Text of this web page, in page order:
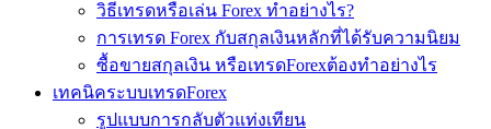
วิธีเทรดหรือเล่น Forex ทำอย่างไร?
การเทรด Forex กับสกุลเงินหลักที่ได้รับความนิยม
ซื้อขายสกุลเงิน หรือเทรดForexต้องทำอย่างไร
เทคนิคระบบเทรดForex
รูปแบบการกลับตัวแท่งเทียน